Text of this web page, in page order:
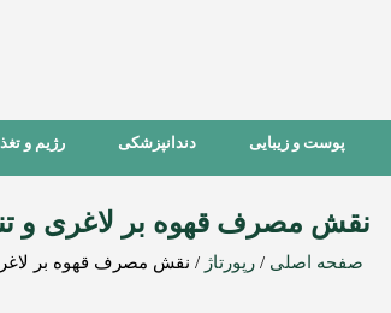
پوست و زیبایی دندانپزشکی رژیم و
نقش مصرف قهوه بر لاغری و
صفحه اصلی / رپورتاژ / نقش مصرف قهوه بر